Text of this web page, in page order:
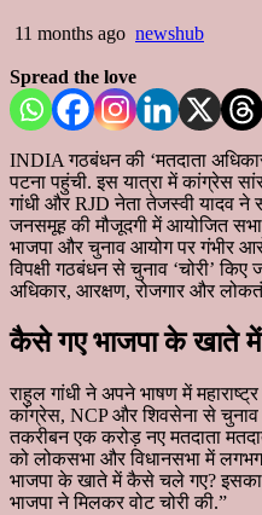
11 months ago newshub
Spread the love
INDIA गठबंधन की ‘मतदाता
पटना पहुंची. इस यात्रा में कांग्रेस
गांधी और RJD नेता तेजस्वी यादव ने
जनसमूह की मौजूदगी में आयोजित
भाजपा और चुनाव आयोग पर गंभीर
विपक्षी गठबंधन से चुनाव ‘चोरी’
अधिकार, आरक्षण, रोजगार और
कैसे गए भाजपा के खाते में
राहुल गांधी ने अपने भाषण में
कांग्रेस, NCP और शिवसेना से चुनाव
तकरीबन एक करोड़ नए मतदाता
को लोकसभा और विधानसभा में लगभग
भाजपा के खाते में कैसे चले गए?
भाजपा ने मिलकर वोट चोरी की.”